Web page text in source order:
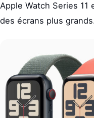
Apple Watch Series
des écrans plus